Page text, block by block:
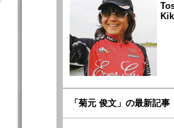
「菊元 俊文」の最新記事